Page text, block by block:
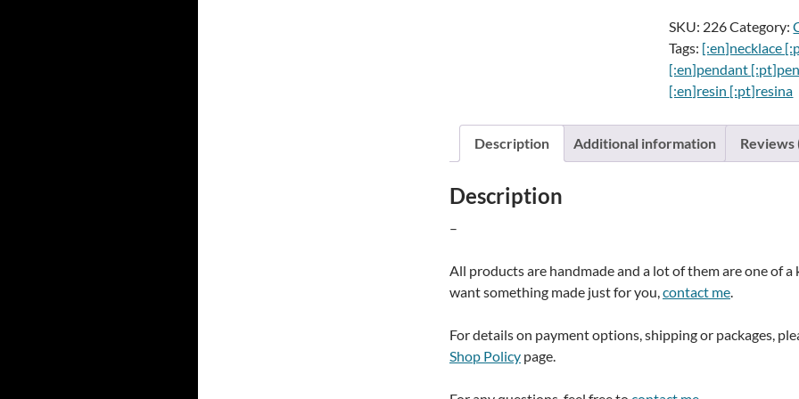
pendantPendente
clips
quantity
r
SKU: 226Category:
Tags: [:en]necklace
[:en]pendant
[:en]resin [:pt]resina
Description Additional information Reviews
Description
–
All products are handmade and a lot of them are one of a
want something made just for you, contact me
For details on payment options, shipping or packages,
Shop Policy page.